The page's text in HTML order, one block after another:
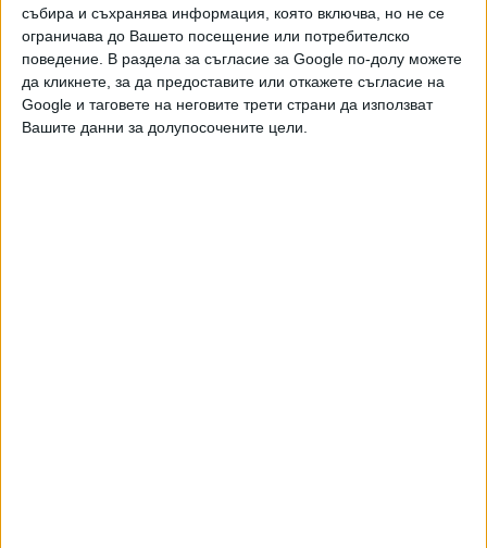
събира и съхранява информация, която включва, но не се
ограничава до Вашето посещение или потребителско
поведение. В раздела за съгласие за Google по-долу можете
да кликнете, за да предоставите или откажете съгласие на
Google и таговете на неговите трети страни да използват
Вашите данни за долупосочените цели.